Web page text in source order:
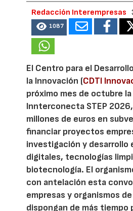
Redacción Interempresas
1087
El Centro para el
la Innovación (CDTI
próximo mes de octubre
Innterconecta STEP
millones de euros en
financiar proyectos
investigación y desarrollo
digitales, tecnologías
biotecnología. El
con antelación esta
empresas y organismos
dispongan de más tiempo